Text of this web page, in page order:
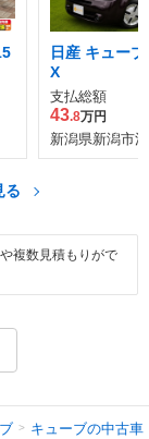
日産 キュー
X
支払総額
43.8万円
新潟県新潟市
る
複数見積もりがで
キューブの中古車